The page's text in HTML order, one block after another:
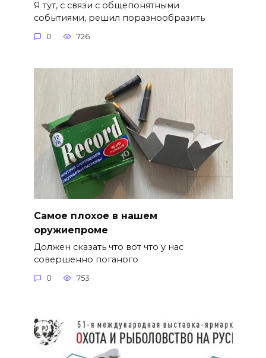
Я тут, с связи с общепонятными
событиями, решил поразнообразить
0 726
Самое плохое в нашем
оружиепроме
Должен сказать что вот что у нас
совершенно поганого
0 753